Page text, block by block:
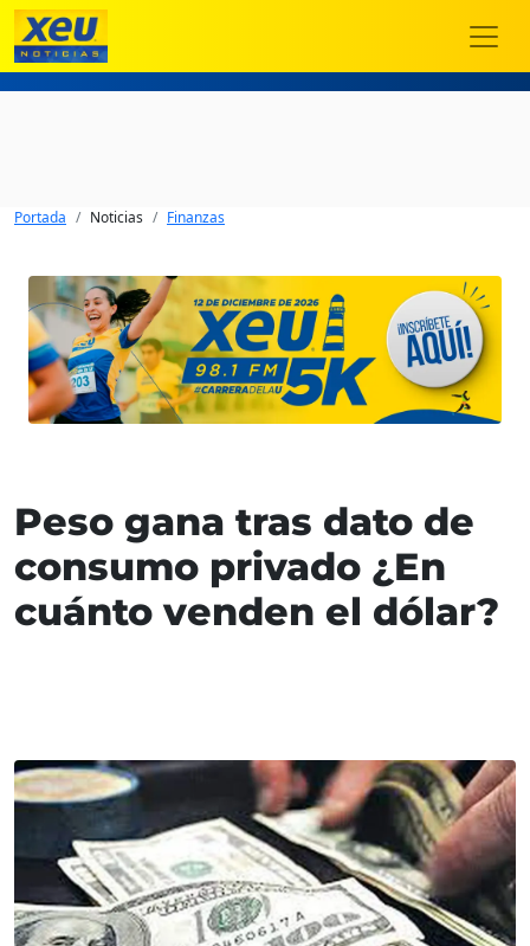
Portada Noticias Finanzas
Peso gana tras dato de
consumo privado ¿En
cuánto venden el dólar?